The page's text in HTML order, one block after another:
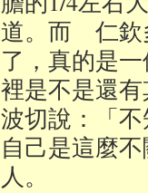
道。而 仁欽
了，真的是
裡是不是還
波切說：「
自己是這麼
人。